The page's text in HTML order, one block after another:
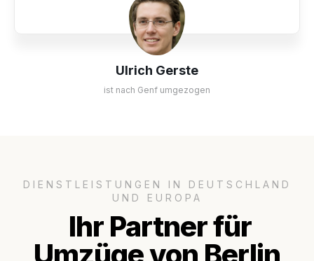
Ulrich Gerste
ist nach Genf umgezogen
DIENSTLEISTUNGEN IN DEUTSCHLAND
UND EUROPA
Ihr Partner für